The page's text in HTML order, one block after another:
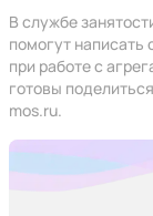
В службе
помогут написать
при работе с
готовы
mos.ru.